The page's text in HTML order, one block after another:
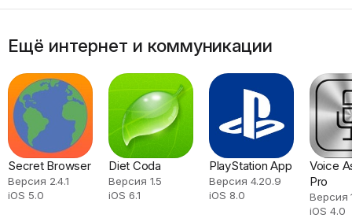
Ещё интернет и коммуникации
Secret Browser
Версия 2.4.1
iOS 5.0
Diet Coda
Версия 1.5
iOS 6.1
PlayStation App
Версия 4.20.9
iOS 8.0
Voice
Pro
Версия
iOS 4.0